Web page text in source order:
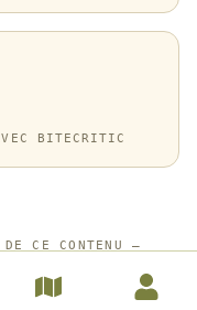
BITECRITIC
CE CONTENU —